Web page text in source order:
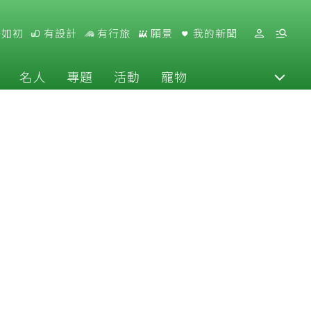
初 有設計 有行旅 願景 我的新聞
名人 專題 活動 寵物